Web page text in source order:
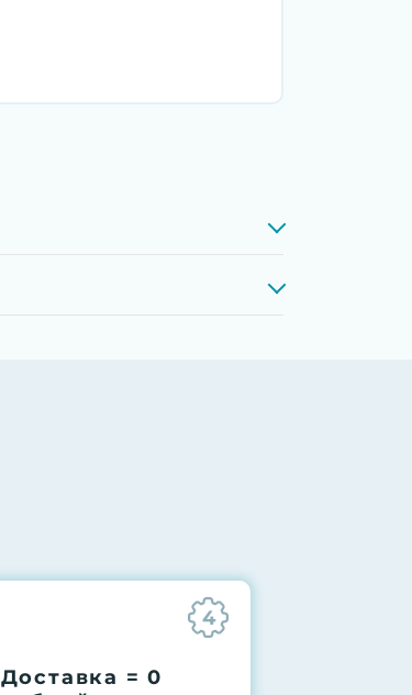
памяти, процессоров,
подсистем
4
Доставка = 0